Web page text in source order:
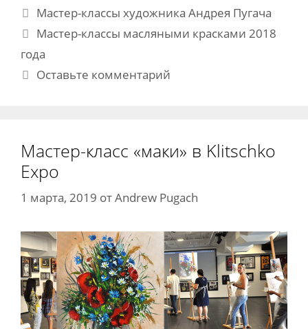
Рубрики
Мастер-классы художника Андрея Пугача
Метки
Мастер-классы масляными красками 2018
года
Оставьте комментарий
Мастер-класс «маки» в Klitschko
Expo
1 марта, 2019 отAndrew Pugach